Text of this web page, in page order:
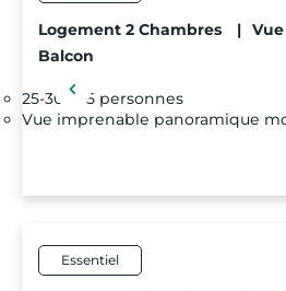
Logement 2 Chambres |
Balcon
25-30m² 5 personnes
Vue imprenable panoramique
Essentiel